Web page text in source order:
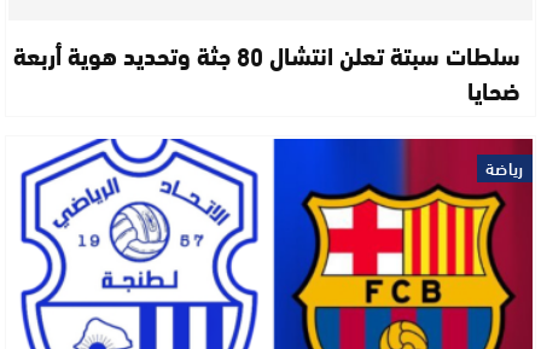
سلطات سبتة تعلن انتشال 80 جثة وتحديد هوية أربعة
ضحايا
رياضة